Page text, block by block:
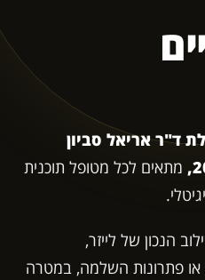
ד"ר אריאל סביון
מתאים לכל מטופל תוכנית
הנכון של לייזר,
פתרונות השלמה, במטרה